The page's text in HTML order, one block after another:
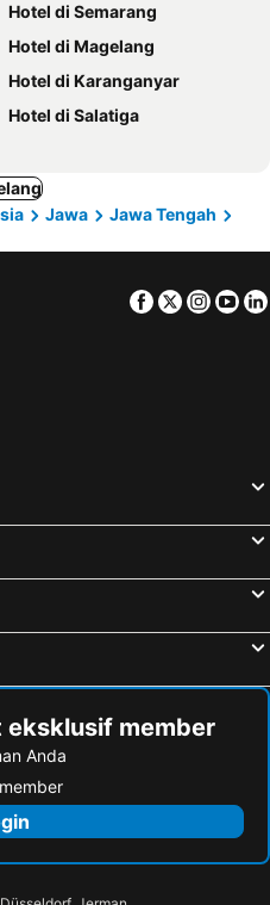
Hotel di Semarang
Hotel di Magelang
Hotel di Karanganyar
Hotel di Salatiga
Jawa
Jawa Tengah
Facebook
Twitter
eksklusif member
Anda